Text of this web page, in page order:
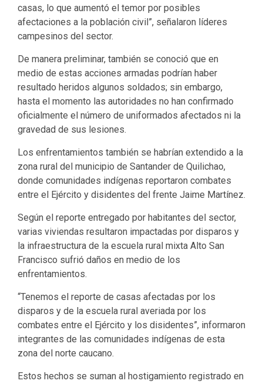
casas, lo que aumentó el temor por posibles
afectaciones a la población civil”, señalaron líderes
campesinos del sector.
De manera preliminar, también se conoció que en
medio de estas acciones armadas podrían haber
resultado heridos algunos soldados; sin embargo,
hasta el momento las autoridades no han confirmado
oficialmente el número de uniformados afectados ni la
gravedad de sus lesiones.
Los enfrentamientos también se habrían extendido a la
zona rural del municipio de Santander de Quilichao,
donde comunidades indígenas reportaron combates
entre el Ejército y disidentes del frente Jaime Martínez.
Según el reporte entregado por habitantes del sector,
varias viviendas resultaron impactadas por disparos y
la infraestructura de la escuela rural mixta Alto San
Francisco sufrió daños en medio de los
enfrentamientos.
“Tenemos el reporte de casas afectadas por los
disparos y de la escuela rural averiada por los
combates entre el Ejército y los disidentes”, informaron
integrantes de las comunidades indígenas de esta
zona del norte caucano.
Estos hechos se suman al hostigamiento registrado en